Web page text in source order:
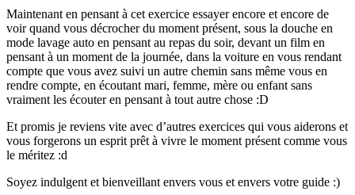
Maintenant en pensant à cet exercice essayer encore et encore de
voir quand vous décrocher du moment présent, sous la douche en
mode lavage auto en pensant au repas du soir, devant un film en
pensant à un moment de la journée, dans la voiture en vous rendant
compte que vous avez suivi un autre chemin sans même vous en
rendre compte, en écoutant mari, femme, mère ou enfant sans
vraiment les écouter en pensant à tout autre chose :D
Et promis je reviens vite avec d’autres exercices qui vous aiderons et
vous forgerons un esprit prêt à vivre le moment présent comme vous
le méritez :d
Soyez indulgent et bienveillant envers vous et envers votre guide :)